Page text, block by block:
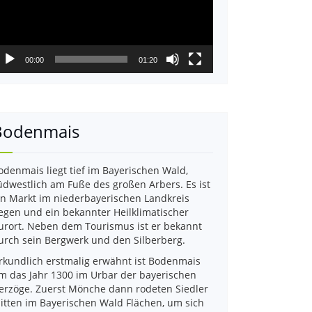
00:00 01:20
liegt tief im Bayerischen Wald,
am Fuße des großen Arbers. Es ist
Markt im niederbayerischen Landkreis
und ein bekannter Heilklimatischer
Neben dem Tourismus ist er bekannt
sein Bergwerk und den Silberberg.
erstmalig erwähnt ist Bodenmais
das Jahr 1300 im Urbar der bayerischen
Zuerst Mönche dann rodeten Siedler
im Bayerischen Wald Flächen, um sich